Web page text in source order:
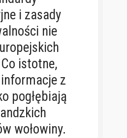
i zasady
nie
istotne,
z
pogłębiają
wołowiny.